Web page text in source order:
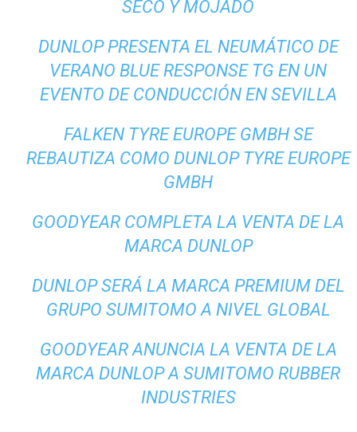
SECO Y MOJADO
DUNLOP PRESENTA EL NEUMÁTICO DE
VERANO BLUE RESPONSE TG EN UN
EVENTO DE CONDUCCIÓN EN SEVILLA
FALKEN TYRE EUROPE GMBH SE
REBAUTIZA COMO DUNLOP TYRE EUROPE
GMBH
GOODYEAR COMPLETA LA VENTA DE LA
MARCA DUNLOP
DUNLOP SERÁ LA MARCA PREMIUM DEL
GRUPO SUMITOMO A NIVEL GLOBAL
GOODYEAR ANUNCIA LA VENTA DE LA
MARCA DUNLOP A SUMITOMO RUBBER
INDUSTRIES